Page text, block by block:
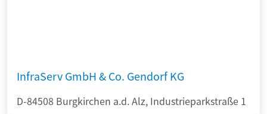
InfraServ GmbH & Co. Gendorf KG
D-84508 Burgkirchen a.d. Alz, Industrieparkstraße 1